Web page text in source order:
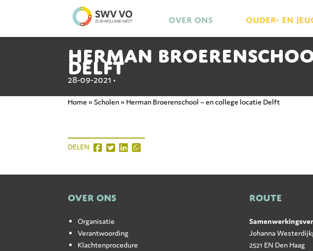
Over ons Ouder- en
Herman
Delft
28-09-2021 •
Home » Scholen » Herman Broerenschool – en college locatie Delft
DELEN
OVER ONS
Organisatie
Verantwoording
Klachtenprocedure
ROUTE
Johanna
2521 EN Den Haag